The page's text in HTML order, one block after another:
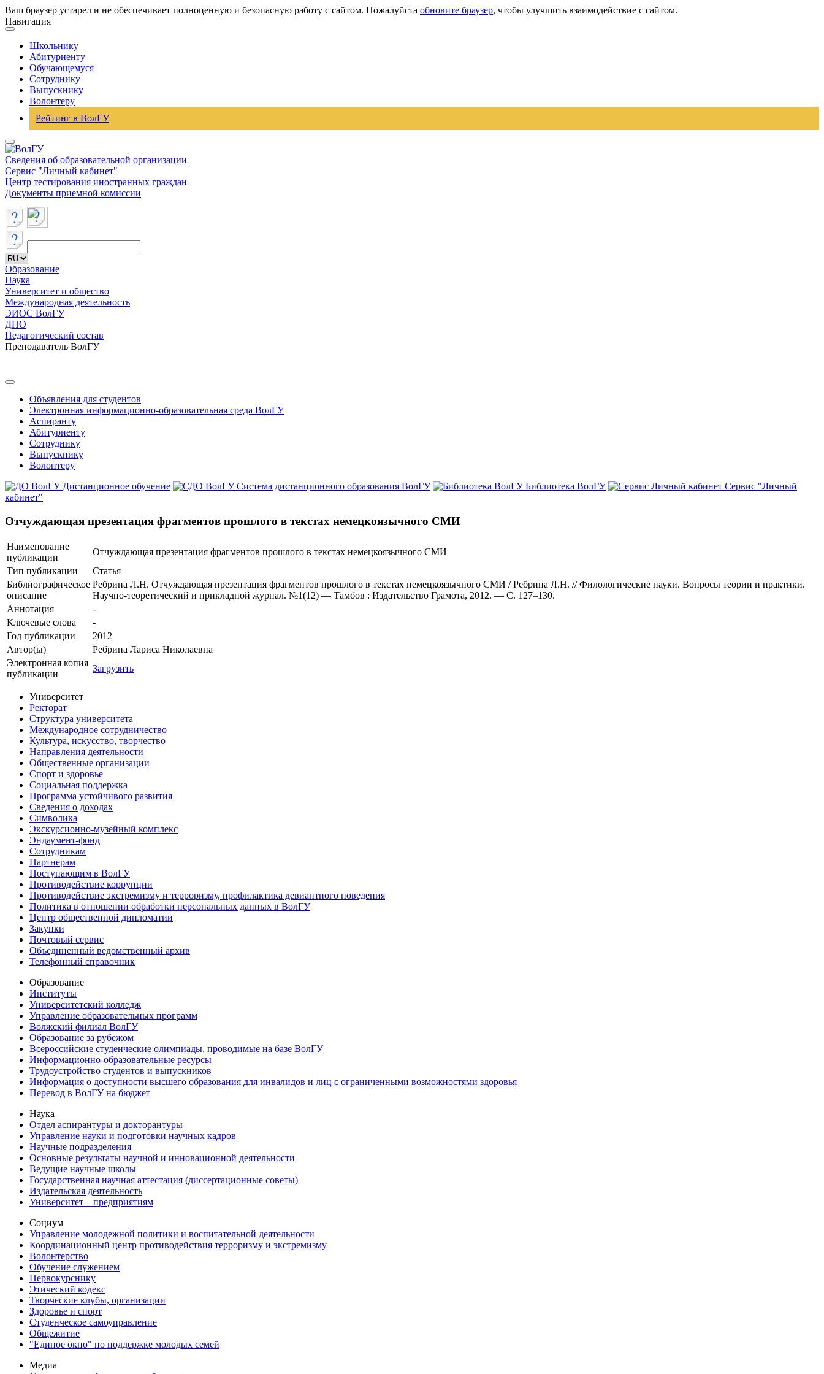
Ваш браузер устарел и не обеспечивает полноценную и безопасную работу с сайтом. Пожалуйста обновите браузер, чтобы улучшить взаимодействие с сайтом.
Навигация
Школьнику
Абитуриенту
Обучающемуся
Сотруднику
Выпускнику
Волонтеру
Рейтинг в ВолГУ
Сведения об образовательной организации
Сервис "Личный кабинет"
Центр тестирования иностранных граждан
Документы приемной комиссии
Образование
Наука
Университет и общество
Международная деятельность
ЭИОС ВолГУ
ДПО
Педагогический состав
Преподаватель ВолГУ
Объявления для студентов
Электронная информационно-образовательная среда ВолГУ
Аспиранту
Абитуриенту
Сотруднику
Выпускнику
Волонтеру
Дистанционное обучение
Система дистанционного образования ВолГУ Библиотека ВолГУ
Сервис "Личный
кабинет"
Отчуждающая презентация фрагментов прошлого в текстах немецкоязычного СМИ
Наименование
публикации
Отчуждающая презентация фрагментов прошлого в текстах немецкоязычного СМИ
Тип публикации
Статья
Библиографическое
описание
Ребрина Л.Н. Отчуждающая презентация фрагментов прошлого в текстах немецкоязычного СМИ / Ребрина Л.Н. // Филологические науки. Вопросы теории и практики.
Научно-теоретический и прикладной журнал. №1(12) — Тамбов : Издательство Грамота, 2012. — С. 127–130.
Аннотация
-
Ключевые cлова
-
Год публикации
2012
Автор(ы)
Ребрина Лариса Николаевна
Электронная копия
публикации
Загрузить
Университет
Ректорат
Структура университета
Международное сотрудничество
Культура, искусство, творчество
Направления деятельности
Общественные организации
Спорт и здоровье
Социальная поддержка
Программа устойчивого развития
Сведения о доходах
Символика
Экскурсионно-музейный комплекс
Эндаумент-фонд
Сотрудникам
Партнерам
Поступающим в ВолГУ
Противодействие коррупции
Противодействие экстремизму и терроризму, профилактика девиантного поведения
Политика в отношении обработки персональных данных в ВолГУ
Центр общественной дипломатии
Закупки
Почтовый сервис
Объединенный ведомственный архив
Телефонный справочник
Образование
Институты
Университетский колледж
Управление образовательных программ
Волжский филиал ВолГУ
Образование за рубежом
Всероссийские студенческие олимпиады, проводимые на базе ВолГУ
Информационно-образовательные ресурсы
Трудоустройство студентов и выпускников
Информация о доступности высшего образования для инвалидов и лиц с ограниченными возможностями здоровья
Перевод в ВолГУ на бюджет
Наука
Отдел аспирантуры и докторантуры
Управление науки и подготовки научных кадров
Научные подразделения
Основные результаты научной и инновационной деятельности
Ведущие научные школы
Государственная научная аттестация (диссертационные советы)
Издательская деятельность
Университет – предприятиям
Социум
Управление молодежной политики и воспитательной деятельности
Координационный центр противодействия терроризму и экстремизму
Волонтерство
Обучение служением
Первокурснику
Этический кодекс
Творческие клубы, организации
Здоровье и спорт
Студенческое самоуправление
Общежитие
"Единое окно" по поддержке молодых семей
Медиа